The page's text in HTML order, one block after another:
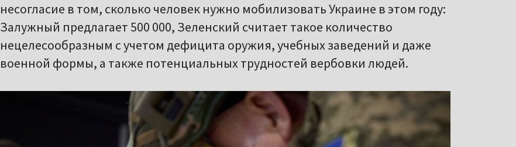
несогласие в том, сколько человек нужно мобилизовать Украине в этом году:
Залужный предлагает 500 000, Зеленский считает такое количество
нецелесообразным с учетом дефицита оружия, учебных заведений и даже
военной формы, а также потенциальных трудностей вербовки людей.